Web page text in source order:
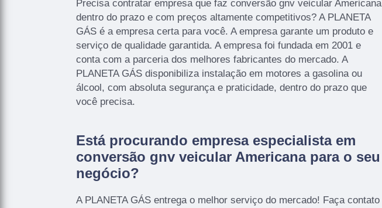
Precisa contratar empresa que faz conversão gnv veicular Americana
dentro do prazo e com preços altamente competitivos? A PLANETA
GÁS é a empresa certa para você. A empresa garante um produto e
serviço de qualidade garantida. A empresa foi fundada em 2001 e
conta com a parceria dos melhores fabricantes do mercado. A
PLANETA GÁS disponibiliza instalação em motores a gasolina ou
álcool, com absoluta segurança e praticidade, dentro do prazo que
você precisa.
Está procurando empresa especialista em
conversão gnv veicular Americana para o seu
negócio?
A PLANETA GÁS entrega o melhor serviço do mercado! Faça contato